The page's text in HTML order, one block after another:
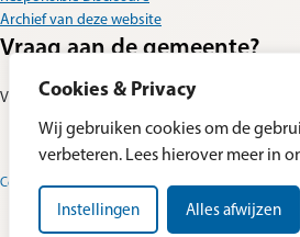
Cookies & Privacy
Wij gebruiken cookies om de
verbeteren. Lees hierover meer in
Instellingen Alles afwijzen
Archief van deze website
Vraag aan de gemeente?
Vul dan hetcontactformulierin.
Cookievoorkeuren wijzigen Privacyverklaring